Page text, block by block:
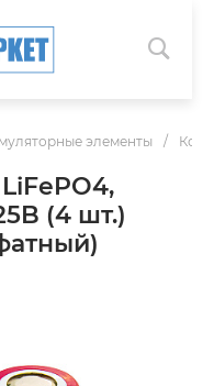
элементы /
(4 шт.)